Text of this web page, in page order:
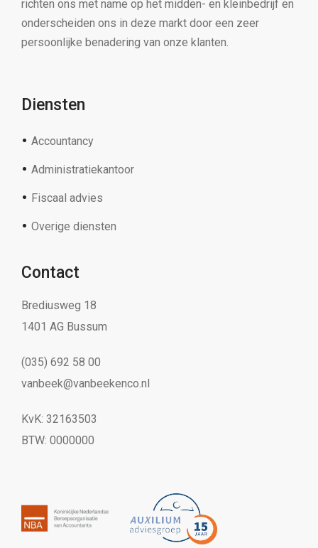
richten ons met name op het midden- en kleinbedrijf en
onderscheiden ons in deze markt door een zeer
persoonlijke benadering van onze klanten.
Diensten
Accountancy
Administratiekantoor
Fiscaal advies
Overige diensten
Contact
Brediusweg 18
1401 AG Bussum
(035) 692 58 00
vanbeek@vanbeekenco.nl
KvK: 32163503
BTW: 0000000